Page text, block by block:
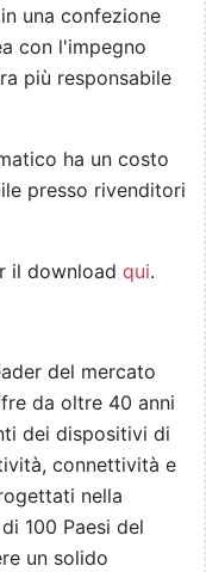
una confezione
con l'impegno
più responsabile
ha un costo
presso rivenditori
il download qui.
del mercato
da oltre 40 anni
dei dispositivi di
connettività e
nella
100 Paesi del
un solido